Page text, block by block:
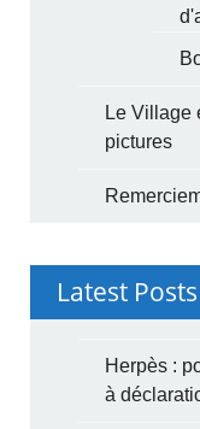
Le Village
pictures
Latest Posts
Herpès :
à